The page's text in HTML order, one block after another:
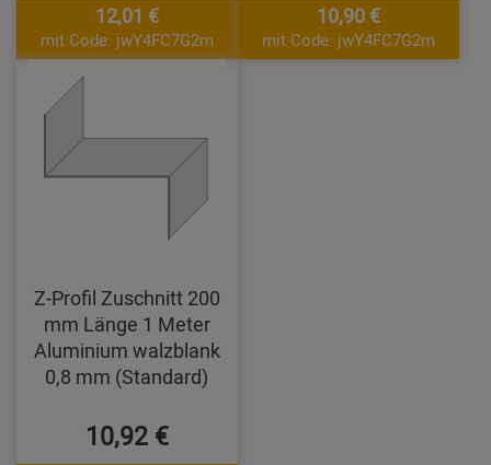
12,01 €
mit Code: jwY4FC7G2m
10,90 €
mit Code: jwY4FC7G2m
Z-Profil Zuschnitt 200
mm Länge 1 Meter
Aluminium walzblank
0,8 mm (Standard)
10,92 €